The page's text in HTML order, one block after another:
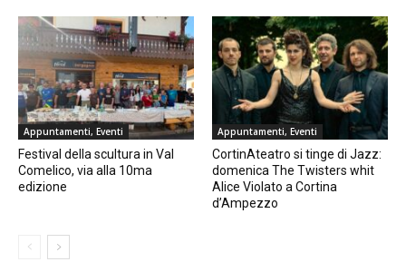
Appuntamenti, Eventi
Festival della scultura in Val
Comelico, via alla 10ma
edizione
Appuntamenti, Eventi
CortinAteatro si tinge di Jazz:
domenica The Twisters whit
Alice Violato a Cortina
d’Ampezzo